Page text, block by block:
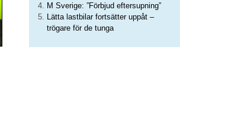
M Sverige: ”Förbjud eftersupning”
Lätta lastbilar fortsätter uppåt –
trögare för de tunga